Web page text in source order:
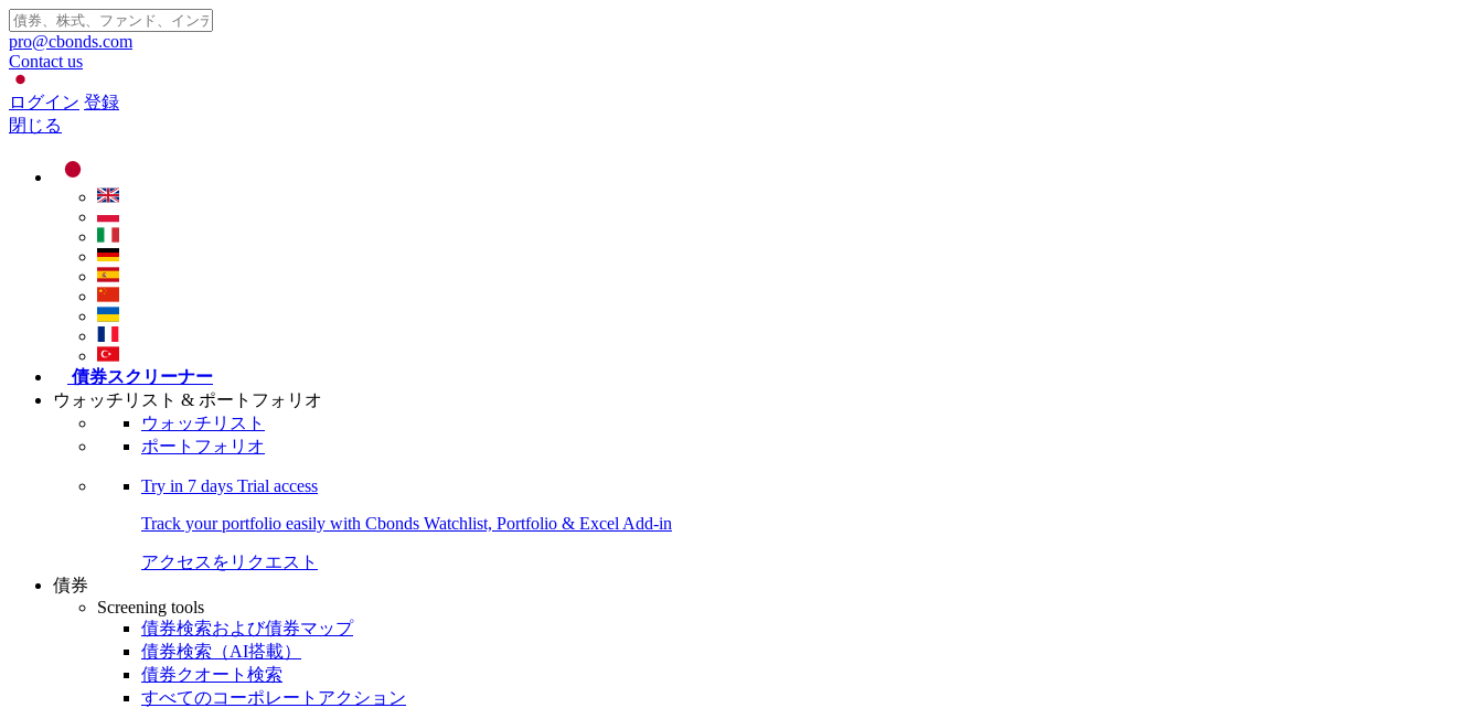
pro@cbonds.com
Contact us
ログイン 登録
閉じる
債券スクリーナー
ウォッチリスト & ポートフォリオ
ウォッチリスト
ポートフォリオ
Try in 7 days Trial access
Track your portfolio easily with Cbonds Watchlist, Portfolio & Excel Add-in
アクセスをリクエスト
債券
Screening tools
債券検索および債券マップ
債券検索（AI搭載）
債券クオート検索
すべてのコーポレートアクション